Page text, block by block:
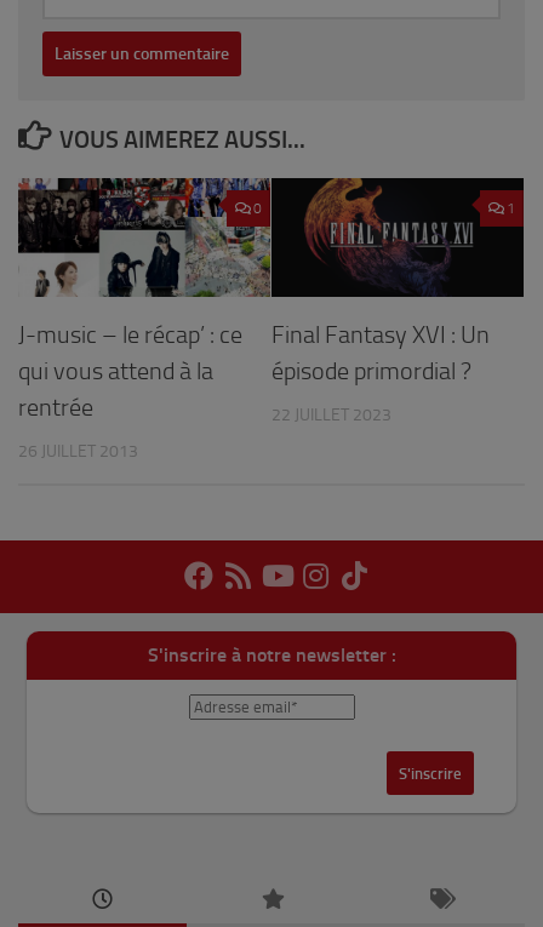
VOUS AIMEREZ AUSSI...
0
J-music – le récap’ : ce
qui vous attend à la
rentrée
26 JUILLET 2013
1
Final Fantasy XVI : Un
épisode primordial ?
22 JUILLET 2023
S'inscrire à notre newsletter :